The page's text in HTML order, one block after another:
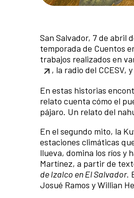
San Salvador, 7 de abril
temporada de Cuentos
trabajos realizados en
, la radio del CCESV,
En estas historias
relato cuenta cómo el
pájaro. Un relato del
En el segundo mito, la
estaciones climáticas
llueva, domina los ríos y
Martínez, a partir de
de Izalco en El Salvador.
Josué Ramos y Willian